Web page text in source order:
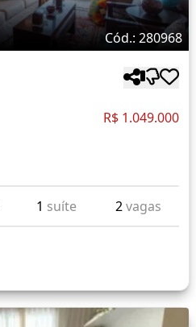
Cód.: 280968
R$ 1.049.000
1 suíte 2vagas